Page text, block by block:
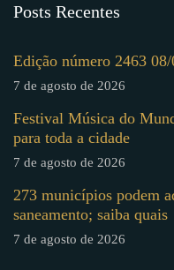
Posts Recentes
Edição número 2463
7 de agosto de 2026
Festival Música do
para toda a cidade
7 de agosto de 2026
273 municípios podem
saneamento; saiba quais
7 de agosto de 2026